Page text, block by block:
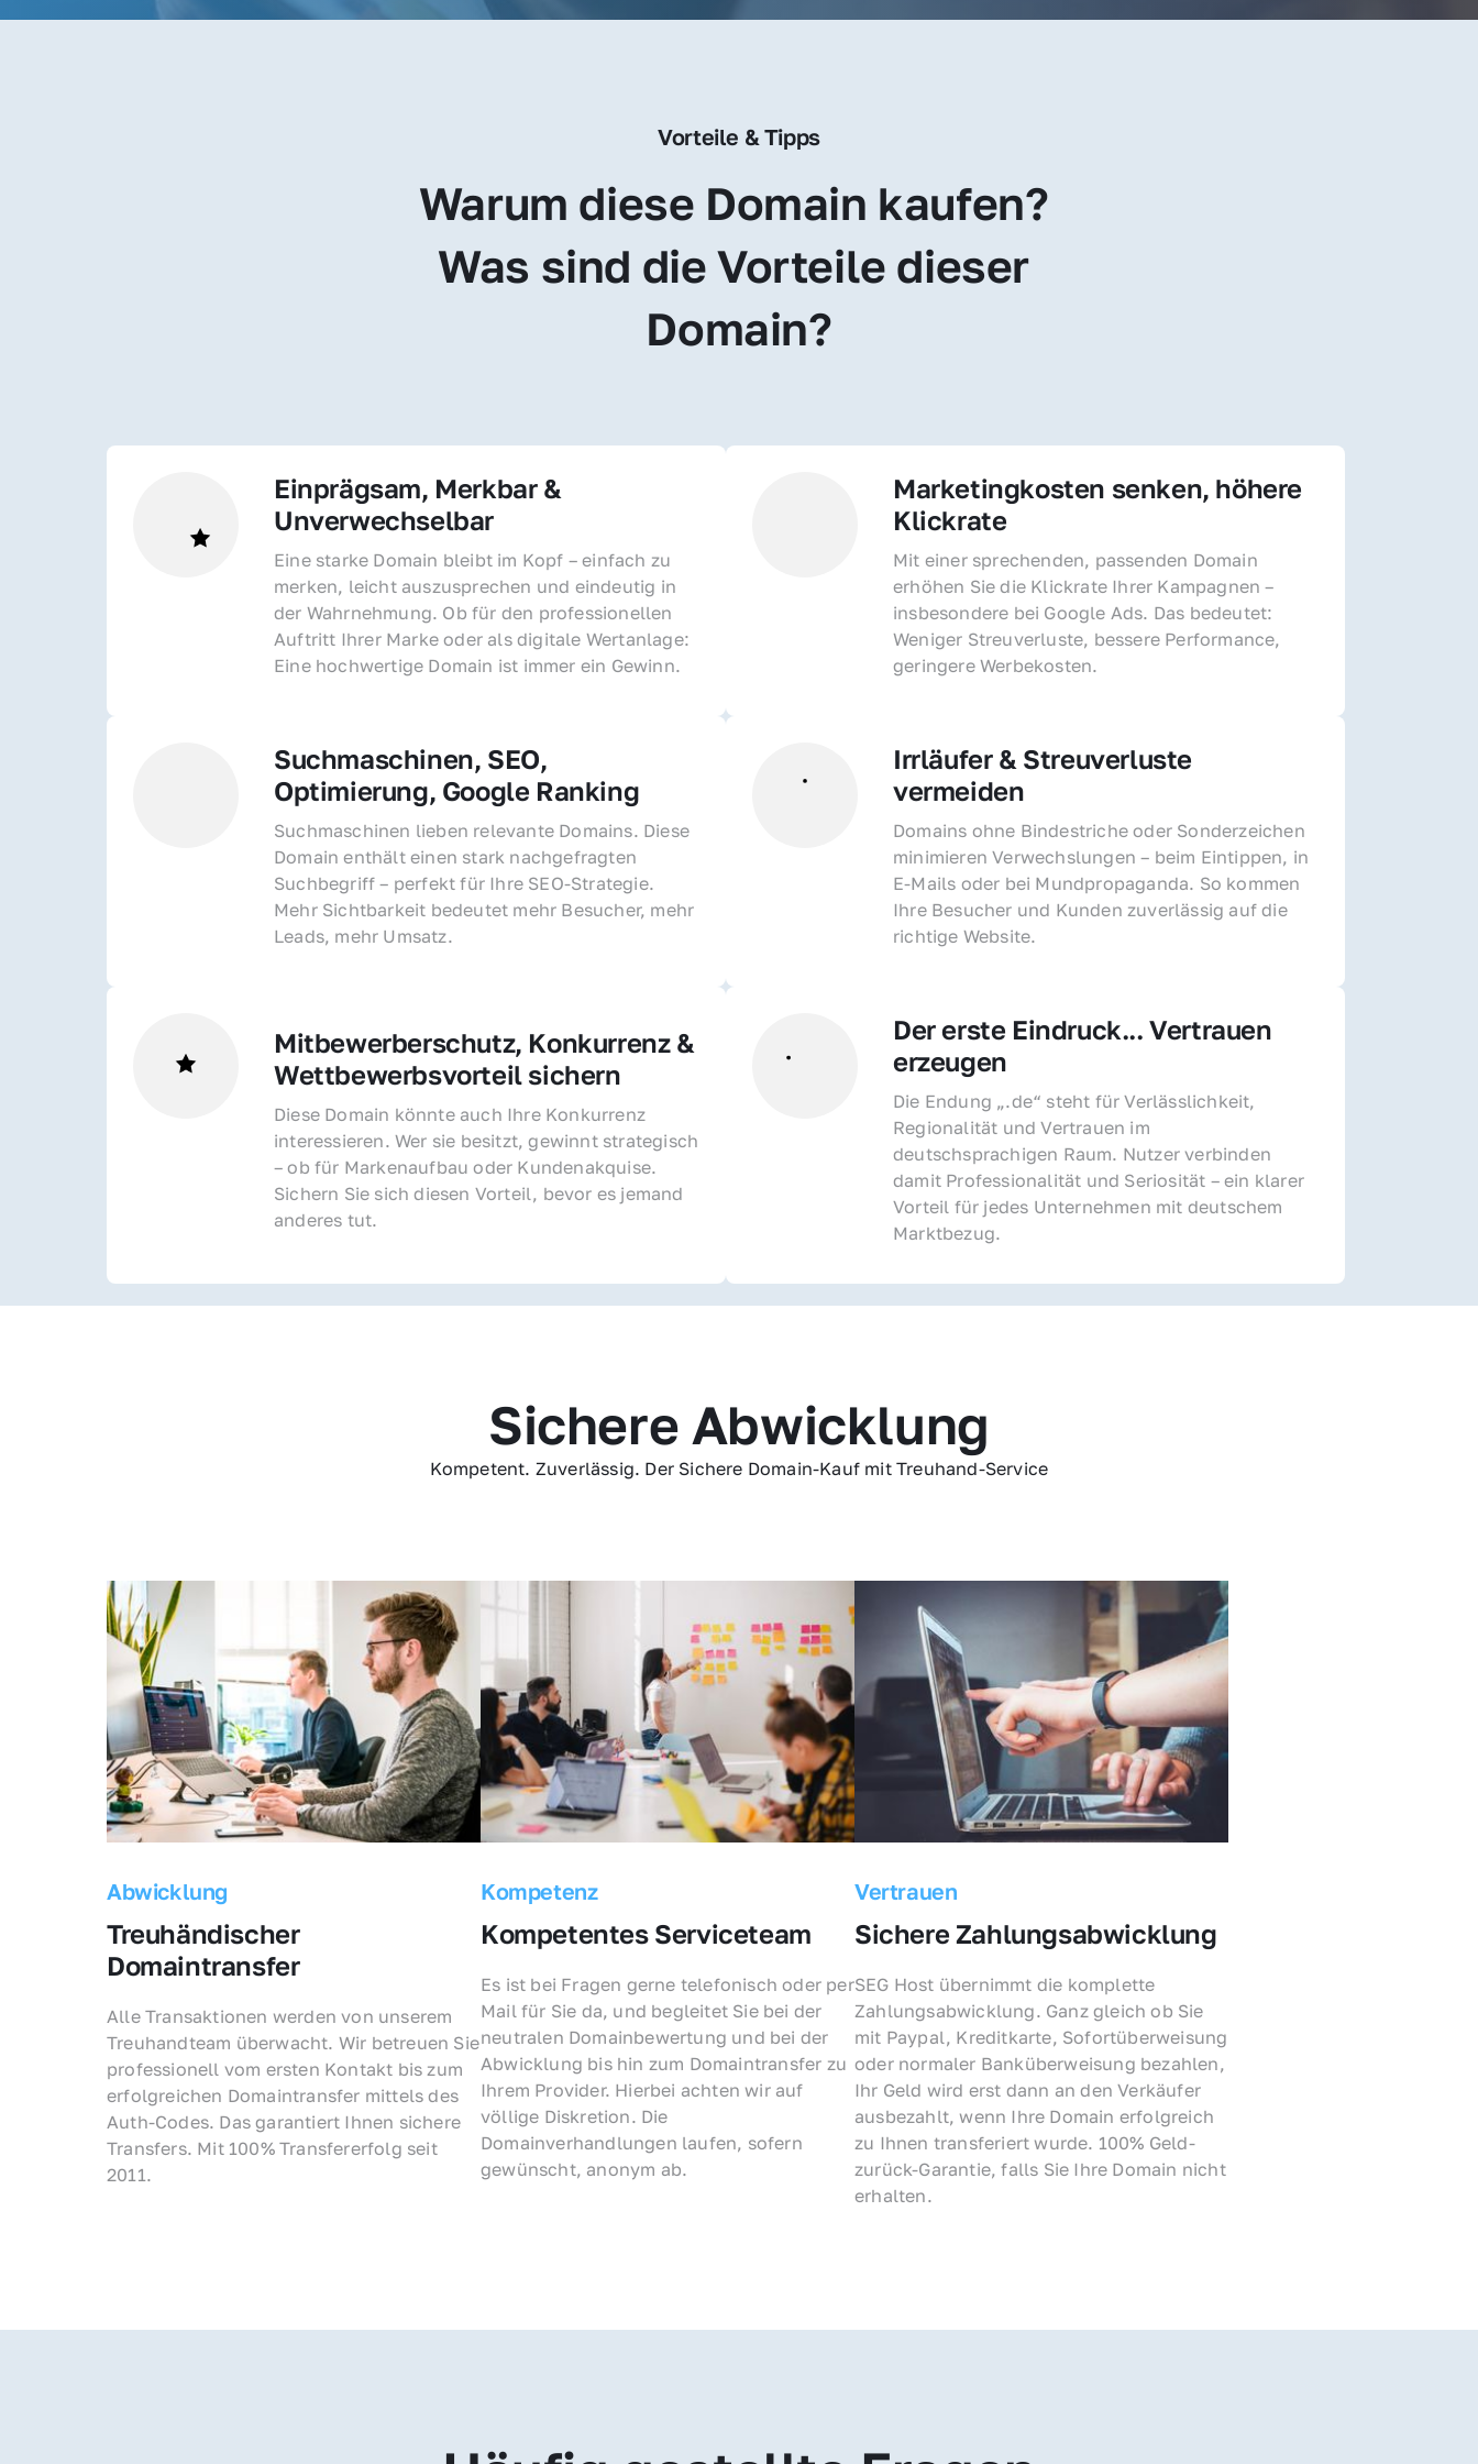
Vorteile & Tipps
Warum diese Domain kaufen?
Was sind die Vorteile dieser
Domain?
Einprägsam, Merkbar &
Unverwechselbar
Eine starke Domain bleibt im Kopf – einfach zu
merken, leicht auszusprechen und eindeutig in
der Wahrnehmung. Ob für den professionellen
Auftritt Ihrer Marke oder als digitale Wertanlage:
Eine hochwertige Domain ist immer ein Gewinn.
Marketingkosten senken, höhere
Klickrate
Mit einer sprechenden, passenden Domain
erhöhen Sie die Klickrate Ihrer Kampagnen –
insbesondere bei Google Ads. Das bedeutet:
Weniger Streuverluste, bessere Performance,
geringere Werbekosten.
Suchmaschinen, SEO,
Optimierung, Google Ranking
Suchmaschinen lieben relevante Domains. Diese
Domain enthält einen stark nachgefragten
Suchbegriff – perfekt für Ihre SEO-Strategie.
Mehr Sichtbarkeit bedeutet mehr Besucher, mehr
Leads, mehr Umsatz.
Irrläufer & Streuverluste
vermeiden
Domains ohne Bindestriche oder Sonderzeichen
minimieren Verwechslungen – beim Eintippen, in
E-Mails oder bei Mundpropaganda. So kommen
Ihre Besucher und Kunden zuverlässig auf die
richtige Website.
Mitbewerberschutz, Konkurrenz &
Wettbewerbsvorteil sichern
Diese Domain könnte auch Ihre Konkurrenz
interessieren. Wer sie besitzt, gewinnt strategisch
– ob für Markenaufbau oder Kundenakquise.
Sichern Sie sich diesen Vorteil, bevor es jemand
anderes tut.
Der erste Eindruck... Vertrauen
erzeugen
Die Endung „.de“ steht für Verlässlichkeit,
Regionalität und Vertrauen im
deutschsprachigen Raum. Nutzer verbinden
damit Professionalität und Seriosität – ein klarer
Vorteil für jedes Unternehmen mit deutschem
Marktbezug.
Sichere Abwicklung
Kompetent. Zuverlässig. Der Sichere Domain-Kauf mit Treuhand-Service
Abwicklung
Treuhändischer
Domaintransfer
Alle Transaktionen werden von unserem
Treuhandteam überwacht. Wir betreuen Sie
professionell vom ersten Kontakt bis zum
erfolgreichen Domaintransfer mittels des
Auth-Codes. Das garantiert Ihnen sichere
Transfers. Mit 100% Transfererfolg seit
2011.
Kompetenz
Kompetentes Serviceteam
Es ist bei Fragen gerne telefonisch oder per
Mail für Sie da, und begleitet Sie bei der
neutralen Domainbewertung und bei der
Abwicklung bis hin zum Domaintransfer zu
Ihrem Provider. Hierbei achten wir auf
völlige Diskretion. Die
Domainverhandlungen laufen, sofern
gewünscht, anonym ab.
Vertrauen
Sichere Zahlungsabwicklung
SEG Host übernimmt die komplette
Zahlungsabwicklung. Ganz gleich ob Sie
mit Paypal, Kreditkarte, Sofortüberweisung
oder normaler Banküberweisung bezahlen,
Ihr Geld wird erst dann an den Verkäufer
ausbezahlt, wenn Ihre Domain erfolgreich
zu Ihnen transferiert wurde. 100% Geld-
zurück-Garantie, falls Sie Ihre Domain nicht
erhalten.